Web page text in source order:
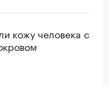
кожу человека с